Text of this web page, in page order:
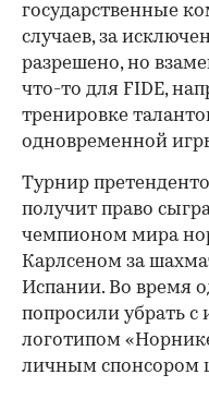
государственные
случаев, за
разрешено, но
что-то для FIDE,
тренировке
одновременной
Турнир
получит право
чемпионом мира
Карлсеном за
Испании. Во время
попросили убрать с
логотипом
личным спонсором